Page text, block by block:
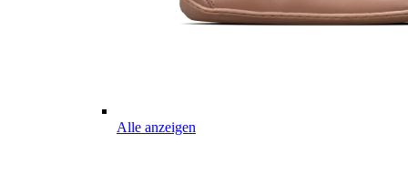
Alle anzeigen